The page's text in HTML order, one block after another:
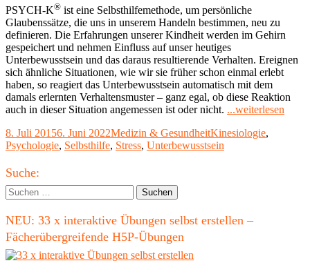
PSYCH-K® ist eine Selbsthilfemethode, um persönliche
Glaubenssätze, die uns in unserem Handeln bestimmen, neu zu
definieren. Die Erfahrungen unserer Kindheit werden im Gehirn
gespeichert und nehmen Einfluss auf unser heutiges
Unterbewusstsein und das daraus resultierende Verhalten. Ereignen
sich ähnliche Situationen, wie wir sie früher schon einmal erlebt
haben, so reagiert das Unterbewusstsein automatisch mit dem
damals erlernten Verhaltensmuster – ganz egal, ob diese Reaktion
auch in dieser Situation angemessen ist oder nicht. ...weiterlesen
Veröffentlicht
am
8. Juli 20156. Juni 2022Kategorien
Medizin & GesundheitSchlagwörter
Kinesiologie,
Psychologie, Selbsthilfe, Stress, Unterbewusstsein
Haupt-
Seitenleiste
Suche:
Suchen
nach:
NEU: 33 x interaktive Übungen selbst erstellen –
Fächerübergreifende H5P-Übungen